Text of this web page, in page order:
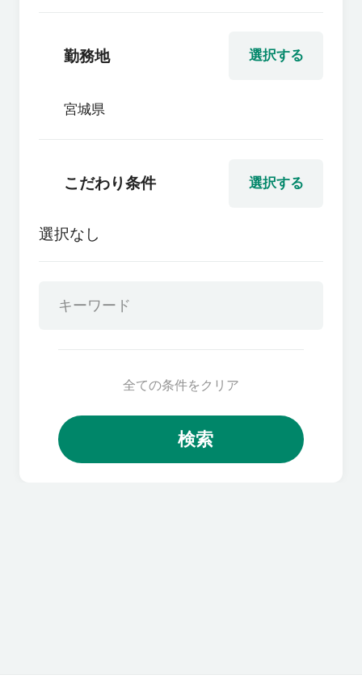
選択する
勤務地
宮城県
選択する
こだわり条件
選択なし
全ての条件をクリア
検索